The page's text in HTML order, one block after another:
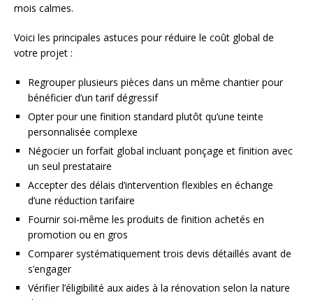
mois calmes.
Voici les principales astuces pour réduire le coût global de
votre projet :
Regrouper plusieurs pièces dans un même chantier pour
bénéficier d’un tarif dégressif
Opter pour une finition standard plutôt qu’une teinte
personnalisée complexe
Négocier un forfait global incluant ponçage et finition avec
un seul prestataire
Accepter des délais d’intervention flexibles en échange
d’une réduction tarifaire
Fournir soi-même les produits de finition achetés en
promotion ou en gros
Comparer systématiquement trois devis détaillés avant de
s’engager
Vérifier l’éligibilité aux aides à la rénovation selon la nature